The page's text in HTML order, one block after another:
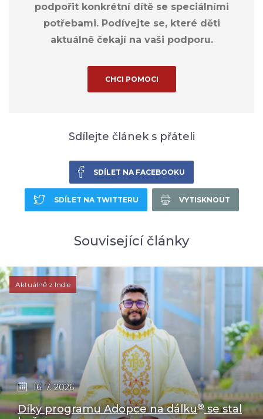
podpořit konkrétní dítě se speciálními
potřebami. Podívejte se, které děti
aktuálně čekají na vaši podporu.
CHCI POMOCI
Sdílejte článek s přáteli
SDÍLET NA FACEBOOKU
SDÍLET NA TWITTERU VYTISKNOUT
Související články
Aktuálně z Indie
16. 7. 2026
Díky programu Adopce na dálku®se stal